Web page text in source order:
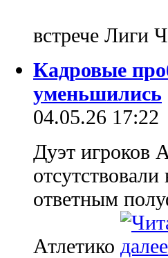
встрече Лиги
Кадровые
уменьшились
04.05.26 17:22
Дуэт игроков
ответным
Атлетико